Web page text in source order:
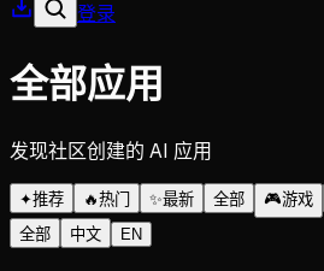
登录
全部应用
发现社区创建的 AI 应用
✦推荐 🔥热门 ✨最新 全部 🎮游戏
全部
中文 EN